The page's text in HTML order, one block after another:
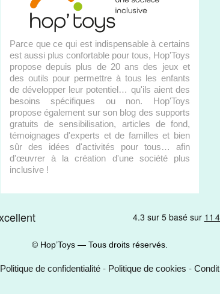
Parce que ce qui est indispensable à certains
est aussi plus confortable pour tous, Hop'Toys
propose depuis plus de 20 ans des jeux et
des outils pour permettre à tous les enfants
de développer leur potentiel… qu'ils aient des
besoins spécifiques ou non. Hop'Toys
propose également sur son blog des supports
gratuits de sensibilisation, articles de fond,
témoignages d'experts et de familles et bien
sûr des idées d'activités pour tous… afin
d'œuvrer à la création d'une société plus
inclusive !
© Hop’Toys — Tous droits réservés.
Politique de confidentialité - Politique de cookies -